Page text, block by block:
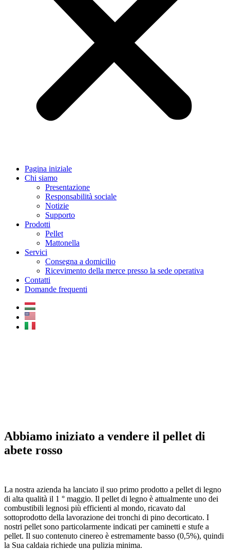
Pagina iniziale
Chi siamo
Presentazione
Responsabilità sociale
Notizie
Supporto
Prodotti
Pellet
Mattonella
Servici
Consegna a domicilio
Ricevimento della merce presso la sede operativa
Contatti
Domande frequenti
Abbiamo iniziato a vendere il pellet di
abete rosso
La nostra azienda ha lanciato il suo primo prodotto a pellet di legno
di alta qualità il 1 ° maggio. Il pellet di legno è attualmente uno dei
combustibili legnosi più efficienti al mondo, ricavato dal
sottoprodotto della lavorazione dei tronchi di pino decorticato. I
nostri pellet sono particolarmente indicati per caminetti e stufe a
pellet. Il suo contenuto cinereo è estremamente basso (0,5%), quindi
la Sua caldaia richiede una pulizia minima.